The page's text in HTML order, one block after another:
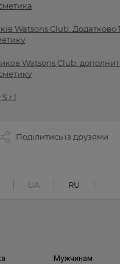
Watsons Club: Додатково
Watsons Club:
Поділитись із друзями
UA RU
Мужчинам